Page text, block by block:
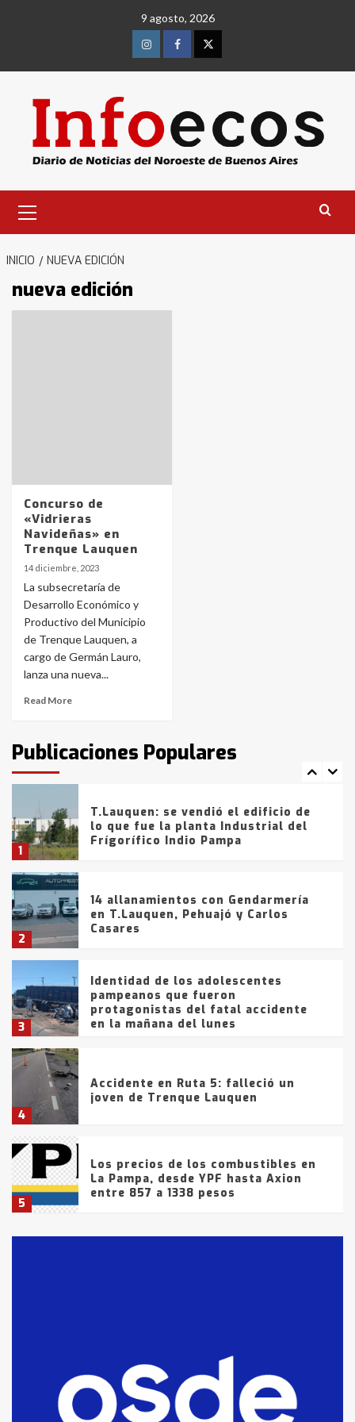
9 agosto, 2026
InstagramFacebookTwitter
primario
INICIO NUEVA EDICIÓN
nueva edición
Concurso de
«Vidrieras
Navideñas» en
Trenque Lauquen
14 diciembre, 2023
La subsecretaría de
Desarrollo Económico y
Productivo del Municipio
de Trenque Lauquen, a
cargo de Germán Lauro,
lanza una nueva...
Read More
Publicaciones Populares
4
5
Los precios de los combustibles en
La Pampa, desde YPF hasta Axion
entre 857 a 1338 pesos
6
La Bolsa de Cereales de Bahía
Blanca anticipa que Agosto vendrá
con lluvias y heladas, en gran parte
de la provincia
fueron detenidos por
comercialización de drogas en la
tarde del sábado
1
T.Lauquen: se vendió el edificio de
lo que fue la planta Industrial del
Frígorífico Indio Pampa
2
14 allanamientos con Gendarmería
en T.Lauquen, Pehuajó y Carlos
Casares
3
Identidad de los adolescentes
pampeanos que fueron
protagonistas del fatal accidente
en la mañana del lunes
4
Accidente en Ruta 5: falleció un
joven de Trenque Lauquen
5
Los precios de los combustibles en
La Pampa, desde YPF hasta Axion
entre 857 a 1338 pesos
fueron detenidos por
comercialización de drogas en la
tarde del sábado